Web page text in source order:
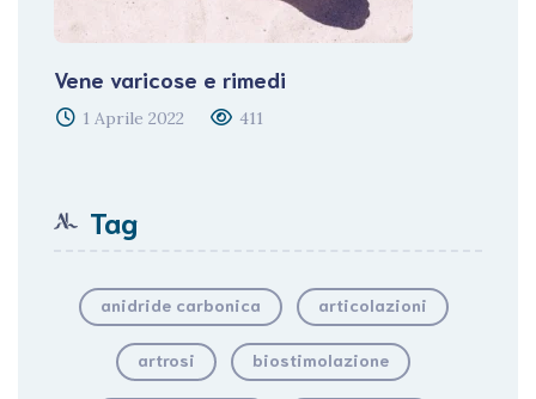
Vene varicose e rimedi
1 Aprile 2022 411
Tag
anidride carbonica articolazioni
artrosi biostimolazione